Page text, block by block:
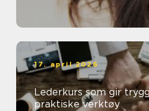
17. april 2026
Lederkurs som gir
praktiske verktøy